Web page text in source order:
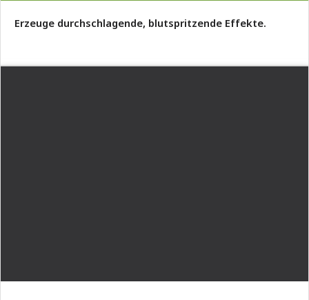
Erzeuge durchschlagende, blutspritzende Effekte.